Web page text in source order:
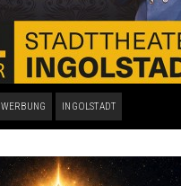
WERBUNG INGOLSTADT